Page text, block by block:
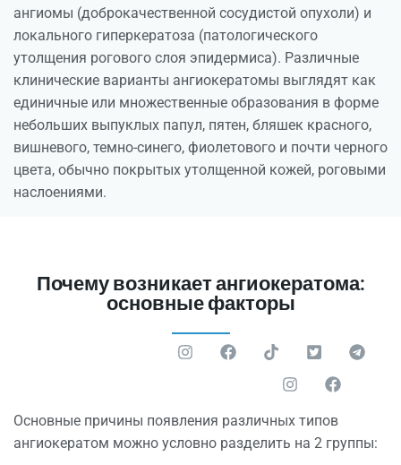
ангиомы (доброкачественной сосудистой опухоли) и
локального гиперкератоза (патологического
утолщения рогового слоя эпидермиса). Различные
клинические варианты ангиокератомы выглядят как
единичные или множественные образования в форме
небольших выпуклых папул, пятен, бляшек красного,
вишневого, темно-синего, фиолетового и почти черного
цвета, обычно покрытых утолщенной кожей, роговыми
наслоениями.
Почему возникает ангиокератома:
основные факторы
Основные причины появления различных типов
ангиокератом можно условно разделить на 2 группы: